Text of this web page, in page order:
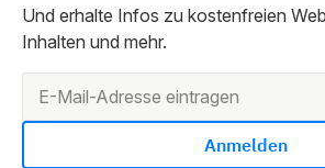
Und erhalte Infos zu kostenfreien
Inhalten und mehr.